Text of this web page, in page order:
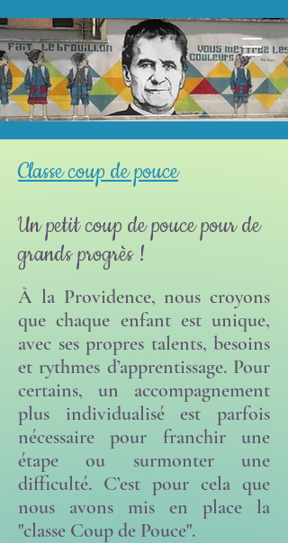
Classe coup de pouce
Un petit coup de pouce pour de
grands progrès !
À la Providence, nous croyons
que chaque enfant est unique,
avec ses propres talents, besoins
et rythmes d’apprentissage. Pour
certains, un accompagnement
plus individualisé est parfois
nécessaire pour franchir une
étape ou surmonter une
difficulté. C’est pour cela que
nous avons mis en place la
"classe Coup de Pouce".